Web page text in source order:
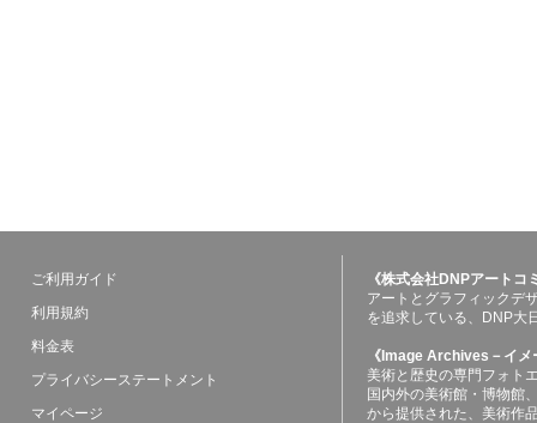
ご利用ガイド
利用規約
料金表
プライバシーステートメント
マイページ
《株式会社DNPアート
アートとグラフィックデ
を追求している、DNP大
《Image Archives－イ
美術と歴史の専門フォト
国内外の美術館・博物館
から提供された、美術作